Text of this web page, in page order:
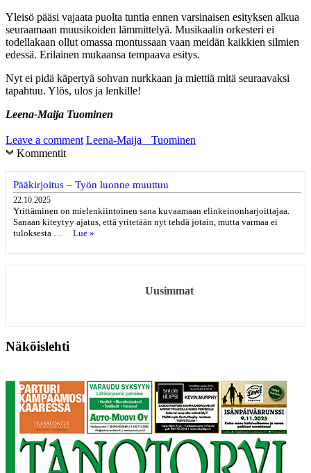
Yleisö pääsi vajaata puolta tuntia ennen varsinaisen esityksen alkua
seuraamaan muusikoiden lämmittelyä. Musikaalin orkesteri ei
todellakaan ollut omassa montussaan vaan meidän kaikkien silmien
edessä. Erilainen mukaansa tempaava esitys.
Nyt ei pidä käpertyä sohvan nurkkaan ja miettiä mitä seuraavaksi
tapahtuu. Ylös, ulos ja lenkille!
Leena-Maija Tuominen
Leave a comment Leena-Maija Tuominen
Kommentit
Pääkirjoitus – Työn luonne muuttuu
22.10.2025
Yrittäminen on mielenkiintoinen sana kuvaamaan elinkeinonharjoittajaa.
Sanaan kiteytyy ajatus, että yritetään nyt tehdä jotain, mutta varmaa ei
tuloksesta …
Lue »
Uusimmat
Näköislehti